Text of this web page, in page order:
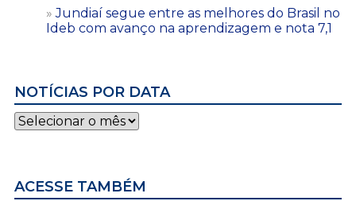
Jundiaí segue entre as melhores do Brasil no
Ideb com avanço na aprendizagem e nota 7,1
NOTÍCIAS POR DATA
Notícias
por
ACESSE TAMBÉM